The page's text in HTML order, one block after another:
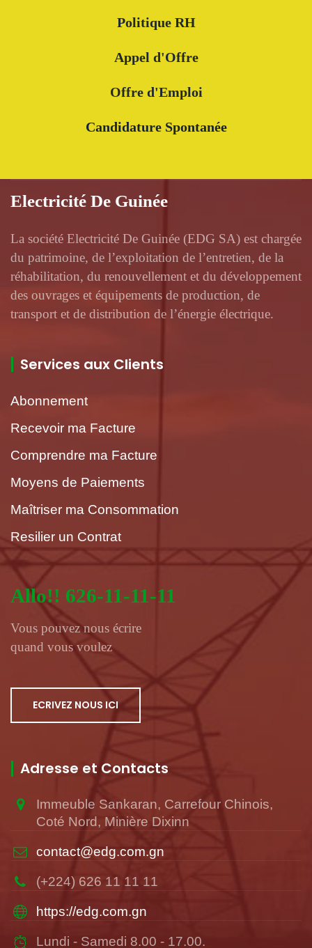
Politique RH
Appel d'Offre
Offre d'Emploi
Candidature Spontanée
Electricité De Guinée
La société Electricité De Guinée (EDG SA) est chargée
du patrimoine, de l’exploitation de l’entretien, de la
réhabilitation, du renouvellement et du développement
des ouvrages et équipements de production, de
transport et de distribution de l’énergie électrique.
Services aux Clients
Abonnement
Recevoir ma Facture
Comprendre ma Facture
Moyens de Paiements
Maîtriser ma Consommation
Resilier un Contrat
Allo!! 626-11-11-11
Vous pouvez nous écrire
quand vous voulez
ECRIVEZ NOUS ICI
Adresse et Contacts
Immeuble Sankaran, Carrefour Chinois,
Coté Nord, Minière Dixinn
contact@edg.com.gn
(+224) 626 11 11 11
https://edg.com.gn
Lundi - Samedi 8.00 - 17.00.